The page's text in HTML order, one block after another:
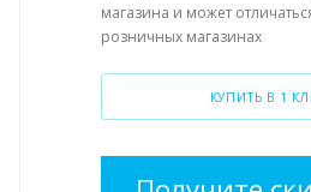
магазина и может
розничных магазинах
КУПИТЬ В 1